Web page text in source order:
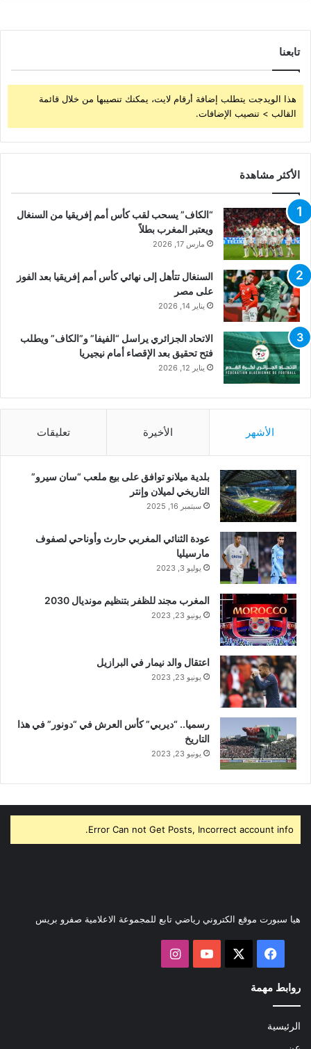
تابعنا
هذا الويدجت يتطلب إضافة أرقام لايت، يمكنك تنصيبها من خلال قائمة
القالب > تنصيب الإضافات.
الأكثر مشاهدة
“الكاف” يسحب لقب كأس أمم إفريقيا من السنغال
ويعتبر المغرب بطلاً
مارس 17, 2026
السنغال تتأهل إلى نهائي كأس أمم إفريقيا بعد الفوز
على مصر
يناير 14, 2026
الاتحاد الجزائري يراسل “الفيفا” و”الكاف” ويطلب
فتح تحقيق بعد الإقصاء أمام نيجيريا
يناير 12, 2026
الأشهر الأخيرة تعليقات
بلدية ميلانو توافق على بيع ملعب “سان سيرو”
التاريخي لميلان وإنتر
سبتمبر 16, 2025
عودة الثنائي المغربي حارث وأوناحي لصفوف
مارسيليا
يوليو 3, 2023
المغرب مجند للظفر بتنظيم مونديال 2030
يونيو 23, 2023
اعتقال والد نيمار في البرازيل
يونيو 23, 2023
رسميا.. “ديربي” كأس العرش في “دونور” في هذا
التاريخ
يونيو 23, 2023
Error Can not Get Posts, Incorrect account info.
هيا سبورت موقع الكتروني رياضي تابع للمجموعة الاعلامية صفرو بريس
فيسبوك ‫YouTube
روابط مهمة
الرئيسية